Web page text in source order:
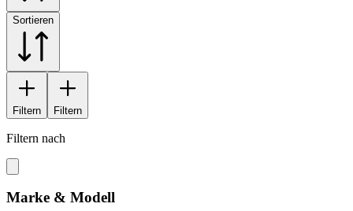
Sortieren
Filtern Filtern
Filtern nach
Marke & Modell